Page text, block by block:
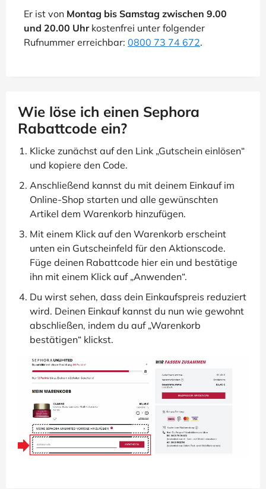
Er ist von Montag bis Samstag zwischen 9.00
und 20.00 Uhrkostenfrei unter folgender
Rufnummer erreichbar: 0800 73 74 672.
Wie löse ich einen Sephora
Rabattcode ein?
Klicke zunächst auf den Link „Gutschein einlösen“
und kopiere den Code.
Anschließend kannst du mit deinem Einkauf im
Online-Shop starten und alle gewünschten
Artikel dem Warenkorb hinzufügen.
Mit einem Klick auf den Warenkorb erscheint
unten ein Gutscheinfeld für den Aktionscode.
Füge deinen Rabattcode hier ein und bestätige
ihn mit einem Klick auf „Anwenden“.
Du wirst sehen, dass dein Einkaufspreis reduziert
wird. Deinen Einkauf kannst du nun wie gewohnt
abschließen, indem du auf „Warenkorb
bestätigen“ klickst.